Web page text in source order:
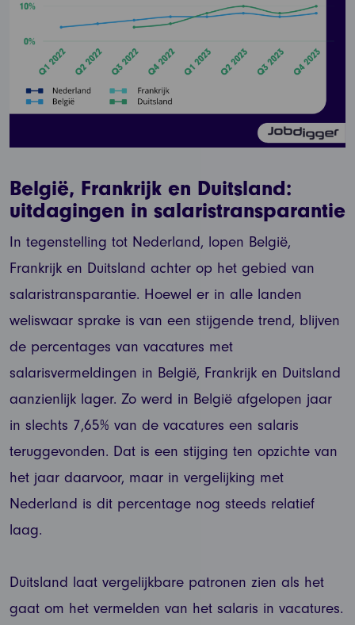
België, Frankrijk en Duitsland:
uitdagingen in salaristransparantie
In tegenstelling tot Nederland, lopen België,
Frankrijk en Duitsland achter op het gebied van
salaristransparantie. Hoewel er in alle landen
weliswaar sprake is van een stijgende trend, blijven
de percentages van vacatures met
salarisvermeldingen in België, Frankrijk en Duitsland
aanzienlijk lager. Zo werd in België afgelopen jaar
in slechts 7,65% van de vacatures een salaris
teruggevonden. Dat is een stijging ten opzichte van
het jaar daarvoor, maar in vergelijking met
Nederland is dit percentage nog steeds relatief
laag.
Duitsland laat vergelijkbare patronen zien als het
gaat om het vermelden van het salaris in vacatures.